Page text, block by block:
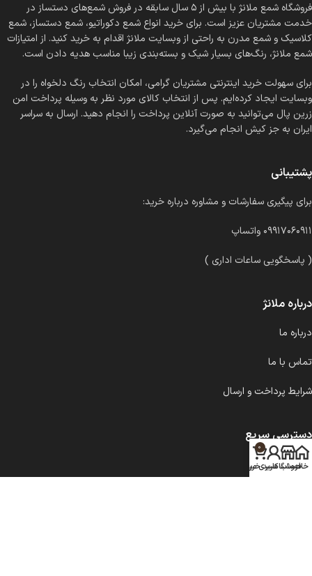
فروشگاه شمع ملانژ با بیش از ۵ سال سابقه در فروش شمع‌های دستساز در
خدمت مشتریان عزیز است. برای خرید انواع شمع دکوراتیو، شمع دستساز، شمع
کلاسیک و شمع مدرن به راحتی از وبسایت ملانژ اقدام به خرید کنید. از امتیازات
شمع ملانژ، رنگ‌های بسیار شیک و بسته‌بندی زیبا مناسب هدیه دادن است.
برای سهولت خرید اینترنتی مشتریان گرامی، امکان انتخاب رنگ دلخواه را در
وبسایت ایجاد کرده‌ایم. پس از انتخاب کالای مورد نظر به وسیله پرداخت امن
زرین پال می‌توانید به صورت آنلاین پرداخت را انجام دهید. ارسال به سراسر
ایران به جز کیش انجام می‌گیرد.
پشتیبانی
برای پیگیری سفارشات و مشاوره درباره خرید:
۰۹۹۱۷۰۶۰۹۱۱ واتساپ
( پاسخگویی ساعات اداری )
درباره ملانژ
درباره ما
تماس با ما
شرایط پرداخت و ارسال
دسترسی سریع
شمع کلاسیک
خانهفروشگاه
حساب کاربری من
0
سبد خرید